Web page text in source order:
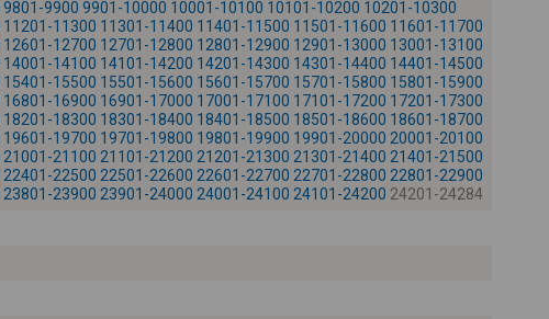
+
-
9801-9900 9901-10000 10001-10100 10101-10200 10201-10300
11201-11300 11301-11400 11401-11500 11501-11600 11601-11700
12601-12700 12701-12800 12801-12900 12901-13000 13001-13100
14001-14100 14101-14200 14201-14300 14301-14400 14401-14500
15401-15500 15501-15600 15601-15700 15701-15800 15801-15900
16801-16900 16901-17000 17001-17100 17101-17200 17201-17300
18201-18300 18301-18400 18401-18500 18501-18600 18601-18700
19601-19700 19701-19800 19801-19900 19901-20000 20001-20100
21001-21100 21101-21200 21201-21300 21301-21400 21401-21500
22401-22500 22501-22600 22601-22700 22701-22800 22801-22900
23801-23900 23901-24000 24001-24100 24101-24200 24201-24284